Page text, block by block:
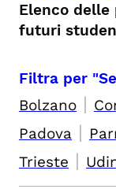
Elenco delle
futuri
Filtra per
Bolzano |
Padova |
Trieste |